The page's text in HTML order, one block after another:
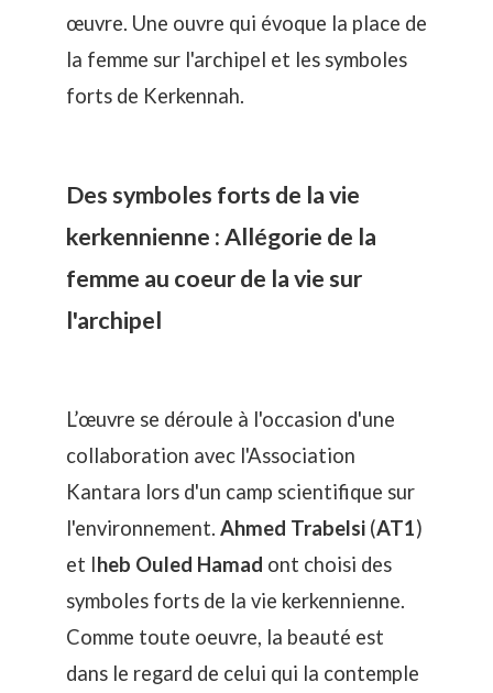
œuvre. Une ouvre qui évoque la place de
la femme sur l'archipel et les symboles
forts de Kerkennah.
Des symboles forts de la vie
kerkennienne : Allégorie de la
femme au coeur de la vie sur
l'archipel
L’œuvre se déroule à l'occasion d'une
collaboration avec l'Association
Kantara lors d'un camp scientifique sur
l'environnement. Ahmed Trabelsi (AT1)
et Iheb Ouled Hamad ont choisi des
symboles forts de la vie kerkennienne.
Comme toute oeuvre, la beauté est
dans le regard de celui qui la contemple